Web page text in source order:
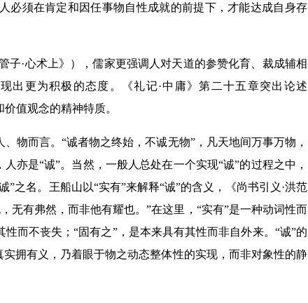
必须在肯定和因任事物自性成就的前提下，才能达成自身存
子·心术上》），儒家更强调人对天道的参赞化育、裁成辅相
出更为积极的态度。《礼记·中庸》第二十五章突出论述
值观念的精神特质。
、物而言。“诚者物之终始，不诚无物”，凡天地间万事万物，
亦是“诚”。当然，一般人总处在一个实现“诚”的过程之中，
”之名。王船山以“实有”来解释“诚”的含义，《尚书引义·洪范
无有弗然，而非他有耀也。”在这里，“实有”是一种动词性而
而不丧失；“固有之”，是本来具有其性而非自外来。“诚”的
拥有义，乃着眼于物之动态整体性的实现，而非对象性的静